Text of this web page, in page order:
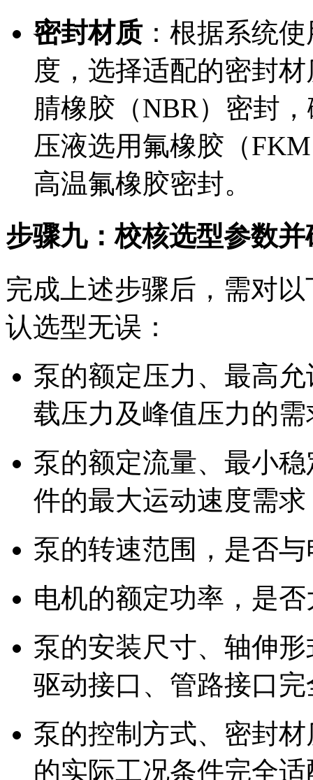
密封材质：根据系统
度，选择适配的密封
腈橡胶（NBR）密封
压液选用氟橡胶（
高温氟橡胶密封。
步骤九：校核选型参数
完成上述步骤后，需对
认选型无误：
泵的额定压力、最高
载压力及峰值压力的需
泵的额定流量、最小
件的最大运动速度需求
泵的转速范围，是否
电机的额定功率，是
泵的安装尺寸、轴伸
驱动接口、管路接口
泵的控制方式、密封
的实际工况条件完全适